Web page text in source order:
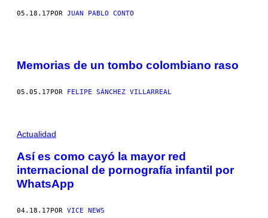
05.18.17 POR JUAN PABLO CONTO
Memorias de un tombo colombiano raso
05.05.17POR FELIPE SÁNCHEZ VILLARREAL
Actualidad
Así es como cayó la mayor red
internacional de pornografía infantil por
WhatsApp
04.18.17 POR VICE NEWS